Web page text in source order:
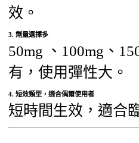
效。
3. 劑量選擇多
50mg 、100mg、
有，使用彈性大。
4. 短效類型，適合偶爾使用者
短時間生效，適合